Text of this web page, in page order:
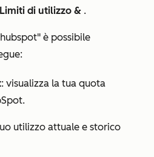
Limiti di utilizzo & .
è possibile
: visualizza la tua quota
utilizzo attuale e storico